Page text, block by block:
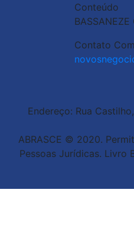
Conteúdo
Contato
Endereço: Rua
ABRASCE © 2020.
Pessoas Jurídicas. Livro